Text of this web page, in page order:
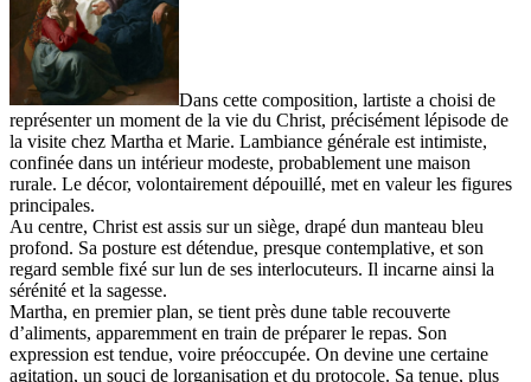
Dans cette composition, lartiste a choisi de
représenter un moment de la vie du Christ, précisément lépisode de
la visite chez Martha et Marie. Lambiance générale est intimiste,
confinée dans un intérieur modeste, probablement une maison
rurale. Le décor, volontairement dépouillé, met en valeur les figures
principales.
Au centre, Christ est assis sur un siège, drapé dun manteau bleu
profond. Sa posture est détendue, presque contemplative, et son
regard semble fixé sur lun de ses interlocuteurs. Il incarne ainsi la
sérénité et la sagesse.
Martha, en premier plan, se tient près dune table recouverte
d’aliments, apparemment en train de préparer le repas. Son
expression est tendue, voire préoccupée. On devine une certaine
agitation, un souci de lorganisation et du protocole. Sa tenue, plus